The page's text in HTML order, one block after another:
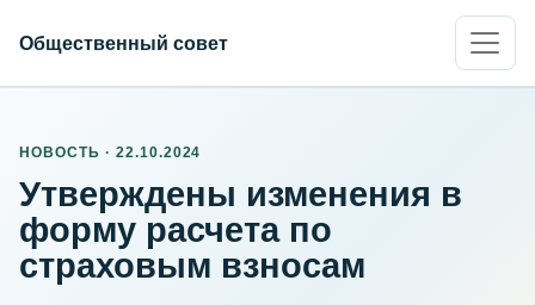
Общественный совет
НОВОСТЬ · 22.10.2024
Утверждены изменения в
форму расчета по
страховым взносам